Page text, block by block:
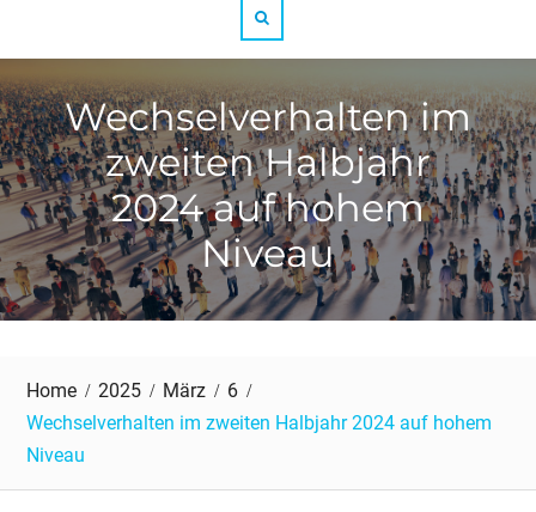
Wechselverhalten im
zweiten Halbjahr
2024 auf hohem
Niveau
Home 2025 März
6
Wechselverhalten im zweiten Halbjahr 2024 auf hohem
Niveau